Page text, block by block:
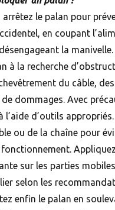
arrêtez le palan pour
en coupant
la manivelle.
à la recherche
du câble,
dommages. Avec
d’outils
ou de la chaîne pour
sur les parties
selon les
enfin le palan en